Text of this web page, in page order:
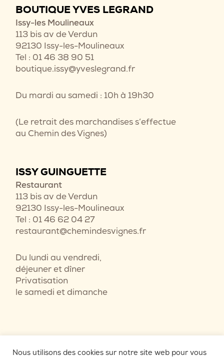
BOUTIQUE YVES LEGRAND
Issy-les Moulineaux
113 bis av de Verdun
92130 Issy-les-Moulineaux
Tel : 01 46 38 90 51
boutique.issy@yveslegrand.fr
Du mardi au samedi : 10h à 19h30
(Le retrait des marchandises s’effectue
au Chemin des Vignes)
ISSY GUINGUETTE
Restaurant
113 bis av de Verdun
92130 Issy-les-Moulineaux
Tel : 01 46 62 04 27
restaurant@chemindesvignes.fr
Du lundi au vendredi,
déjeuner et dîner
Privatisation
le samedi et dimanche
Nous utilisons des cookies sur notre site web pour vous